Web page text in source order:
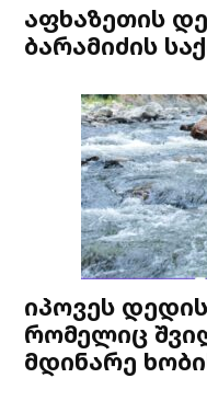
აფხაზეთის
ბარამიძის
იპოვეს
რომელიც
მდინარე